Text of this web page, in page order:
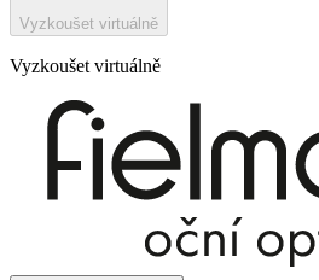
Vyzkoušet virtuálně
Vyzkoušet virtuálně